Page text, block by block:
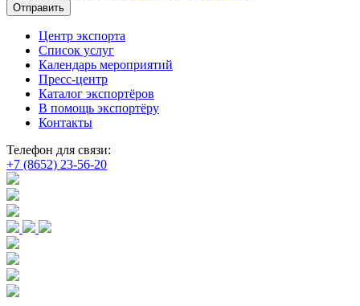
Отправить
Центр экспорта
Список услуг
Календарь мероприятий
Пресс-центр
Каталог экспортёров
В помощь экспортёру
Контакты
Телефон для связи:
+7 (8652) 23-56-20